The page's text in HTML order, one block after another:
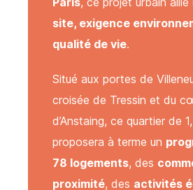
site, exigence
qualité de vie.
Situé aux portes de
croisée de Tressin et du
d’Anstaing, ce quartier de
proposera à terme un
78 logements, des
proximité, des activités
conservées dans le cadre de ma
et de la relation commerciale
Vos informations seront utilisées uniquement par
confidentielles. Vous pouvez à tout moment
voir notre politique de confidentialité